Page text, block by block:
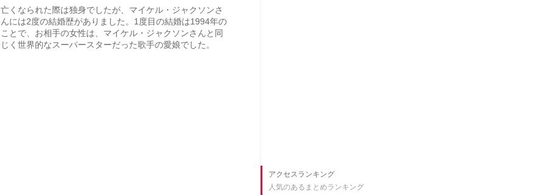
亡くなられた際は独身でしたが、マイケル・ジャクソンさ
んには2度の結婚歴がありました。1度目の結婚は1994年の
ことで、お相手の女性は、マイケル・ジャクソンさんと同
じく世界的なスーパースターだった歌手の愛娘でした。
アクセスランキング
人気のあるまとめランキング